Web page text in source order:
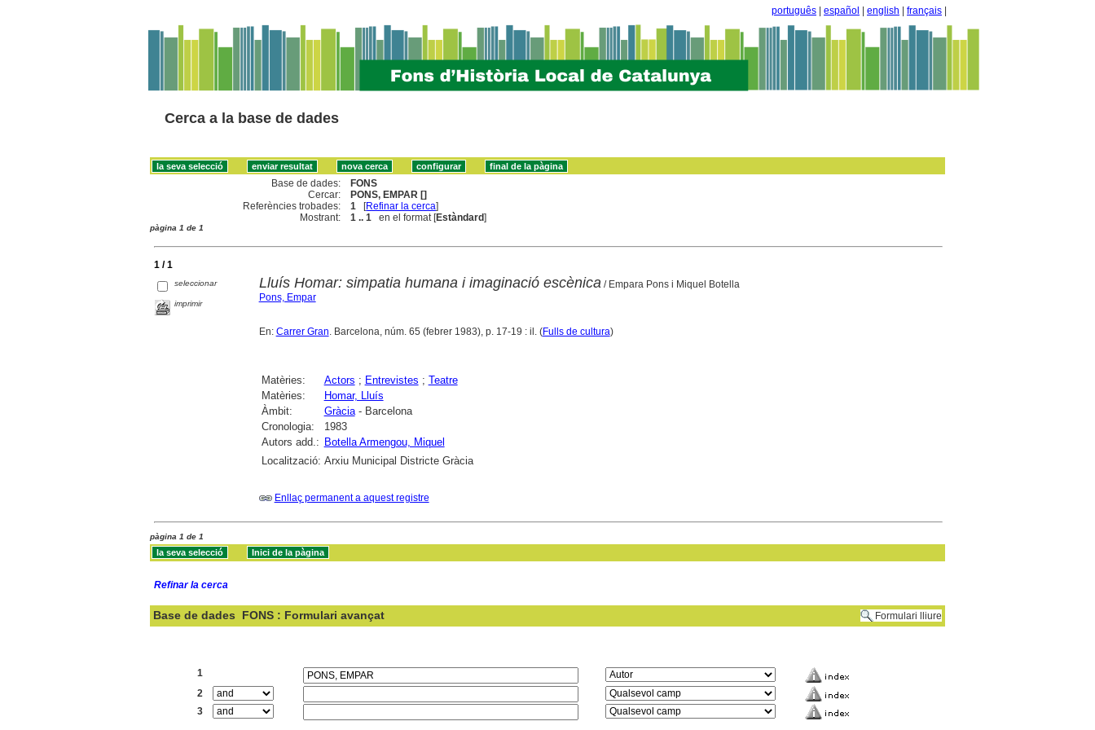
português español english français
Cerca a la base de dades
Base de dades:
FONS
Cercar:
PONS, EMPAR []
Referències trobades:
1 [Refinar la cerca]
Mostrant:
1 .. 1 en el format [Estàndard]
pàgina 1 de 1
1 / 1
seleccionar
imprimir
Lluís Homar: simpatia humana i imaginació escènica/ Empara Pons i Miquel Botella
Pons, Empar
En: Carrer Gran. Barcelona, núm. 65 (febrer 1983), p. 17-19 : il. (Fulls de cultura)
Matèries: Actors ; Entrevistes ; Teatre
Matèries:
Homar, Lluís
Àmbit:
Gràcia- Barcelona
Cronologia:
1983
Autors add.: Botella Armengou, Miquel
Localització: Arxiu Municipal Districte Gràcia
Enllaç permanent a aquest registre
pàgina 1 de 1
Refinar la cerca
Base de dades FONS : Formulari avançat Formulari lliure
1
2
3